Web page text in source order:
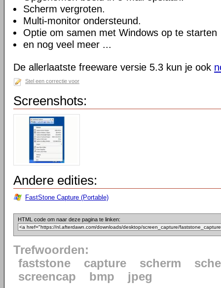
Scherm vergroten.
Multi-monitor ondersteund.
Optie om samen met Windows op te starten
en nog veel meer ...
De allerlaatste freeware versie 5.3 kun je ook
Stel een correctie voor
Screenshots:
Andere edities:
FastStone Capture (Portable)
HTML code om naar deze pagina te linken:
Trefwoorden:
faststone
capture scherm
screencap
bmp jpeg